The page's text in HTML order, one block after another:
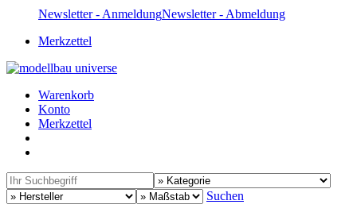
Newsletter - AnmeldungNewsletter - Abmeldung
Merkzettel
Warenkorb
Konto
Merkzettel
Suchen